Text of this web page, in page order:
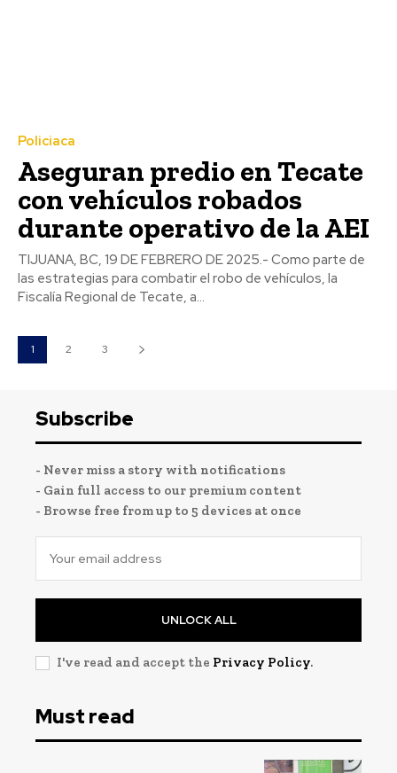
Policiaca
Aseguran predio en Tecate
con vehículos robados
durante operativo de la AEI
TIJUANA, BC, 19 DE FEBRERO DE 2025.- Como parte de
las estrategias para combatir el robo de vehículos, la
Fiscalía Regional de Tecate, a...
1 2 3
Subscribe
- Never miss a story with notifications
- Gain full access to our premium content
- Browse free from up to 5 devices at once
UNLOCK ALL
I've read and accept the Privacy Policy.
Must read